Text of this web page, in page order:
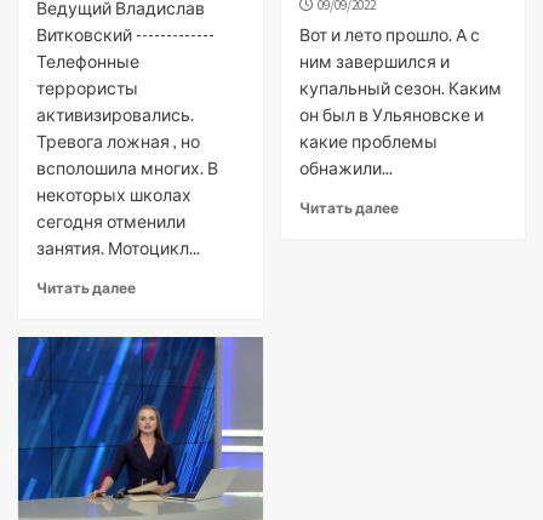
Ведущий Владислав
Витковский -------------
Телефонные
террористы
активизировались.
Тревога ложная , но
всполошила многих. В
некоторых школах
сегодня отменили
занятия. Мотоцикл...
Читать далее
09/09/2022
Вот и лето прошло. А с
ним завершился и
купальный сезон. Каким
он был в Ульяновске и
какие проблемы
обнажили...
Читать далее